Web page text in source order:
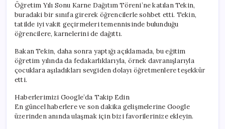
Öğretim Yılı Sonu Karne Dağıtım Töreni’ne katılan Tekin,
buradaki bir sınıfa girerek öğrencilerle sohbet etti. Tekin,
tatilde iyi vakit geçirmeleri temennisinde bulunduğu
öğrencilere, karnelerini de dağıttı.
Bakan Tekin, daha sonra yaptığı açıklamada, bu eğitim
öğretim yılında da fedakarlıklarıyla, örnek davranışlarıyla
çocuklara aşıladıkları sevgiden dolayı öğretmenlere teşekkür
etti.
Haberlerimizi Google’da Takip Edin
En güncel haberlere ve son dakika gelişmelerine Google
üzerinden anında ulaşmak için bizi favorilerinize ekleyin.